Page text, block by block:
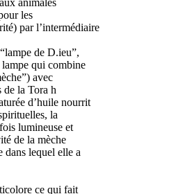
les
par l’intermédiaire
de D.ieu”,
qui combine
avec
de la Tora h
d’huile nourrit
la
lumineuse et
de la mèche
lequel elle a
ce qui fait